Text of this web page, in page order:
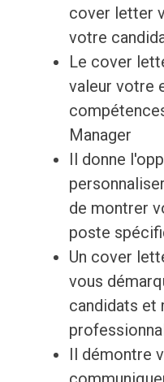
cover letter
votre
Le cover
valeur votre
Manager
Il donne
de montrer
poste
Un cover
vous
candidats et
Il démontre